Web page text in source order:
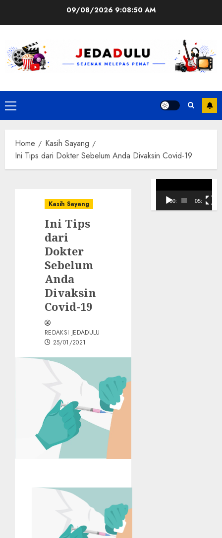
09/08/2026 9:08:50 AM
Primary
Menu
Home
Kasih Sayang
Ini Tips dari Dokter Sebelum Anda Divaksin Covid-19
Kasih Sayang
Ini Tips
dari
Dokter
Sebelum
Anda
Divaksin
Covid-19
REDAKSI JEDADULU
25/01/2021
Video
00:00 05:10